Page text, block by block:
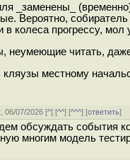
_заменены_
Вероятно,
в колеса прогрессу,
неумеющие читать,
местному
06/07/2026 [^] [^^] [^^^] [ответить]
обсуждать события
многим модель